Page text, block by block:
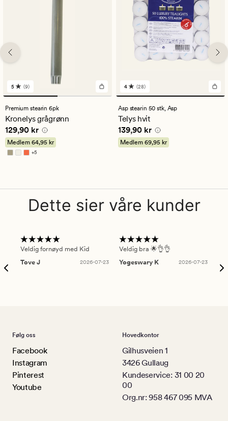
9
anmeldelser
med
en
gjennomsnittlig
vurdering
på
5
5 (9)
Premium stearin 6pk
Kronelys grågrønn
Pris 129,90 kr
129,90 kr
Medlem 64,95 kr
+5
Tilgjengelig i flere farger
28
anmeldelser
med
en
gjennomsnittlig
vurdering
på
4
4 (28)
Asp stearin 50 stk, Asp
Telys hvit
Pris 139,90 kr
139,90 kr
Medlem 69,95 kr
Dette sier våre kunder
Veldig fornøyd med Kid
Tove J
2026-07-23
Veldig bra 🌟👌👌
Yogeswary K
2026-07-23
Følg oss
Facebook
Instagram
Pinterest
Youtube
Hovedkontor
Gilhusveien 1
3426 Gullaug
Kundeservice: 31 00 20
00
Org.nr: 958 467 095 MVA